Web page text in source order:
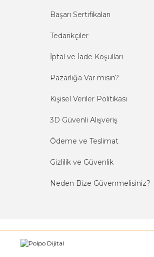
Başarı Sertifikaları
Tedarikçiler
İptal ve İade Koşulları
Pazarlığa Var mısın?
Kişisel Veriler Politikası
3D Güvenli Alışveriş
Ödeme ve Teslimat
Gizlilik ve Güvenlik
Neden Bize Güvenmelisiniz?